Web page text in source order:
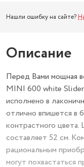
Нашли ошибку на сайте?
Описание
Перед Вами мощная
MINI 600 white
исполнено в
отлично впишется в
контрастного цвета.
составляет 52 см.
рациональным
могут похвастаться